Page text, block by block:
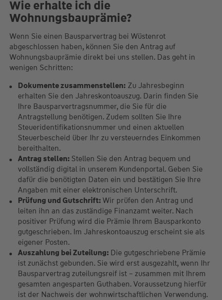
Wie erhalte ich die
Wohnungsbauprämie?
Wenn Sie einen Bausparvertrag bei Wüstenrot
abgeschlossen haben, können Sie den Antrag auf
Wohnungsbauprämie direkt bei uns stellen. Das geht in
wenigen Schritten:
Dokumente zusammenstellen: Zu Jahresbeginn
erhalten Sie den Jahreskontoauszug. Darin finden Sie
Ihre Bausparvertragsnummer, die Sie für die
Antragstellung benötigen. Zudem sollten Sie Ihre
Steueridentifikationsnummer und einen aktuellen
Steuerbescheid über Ihr zu versteuerndes Einkommen
bereithalten.
Antrag stellen: Stellen Sie den Antrag bequem und
vollständig digital in unserem Kundenportal. Geben Sie
dafür die benötigten Daten ein und bestätigen Sie Ihre
Angaben mit einer elektronischen Unterschrift.
Prüfung und Gutschrift: Wir prüfen den Antrag und
leiten ihn an das zuständige Finanzamt weiter. Nach
positiver Prüfung wird die Prämie Ihrem Bausparkonto
gutgeschrieben. Im Jahreskontoauszug erscheint sie als
eigener Posten.
Auszahlung bei Zuteilung: Die gutgeschriebene Prämie
ist zunächst gebunden. Sie wird erst ausgezahlt, wenn Ihr
Bausparvertrag zuteilungsreif ist – zusammen mit Ihrem
gesamten angesparten Guthaben. Voraussetzung hierfür
ist der Nachweis der wohnwirtschaftlichen Verwendung.